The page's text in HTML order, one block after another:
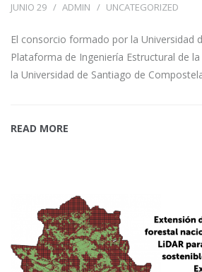
JUNIO 29 ADMIN UNCATEGORIZED
El consorcio formado por la Universidad
Plataforma de Ingeniería Estructural de
la Universidad de Santiago de
READ MORE